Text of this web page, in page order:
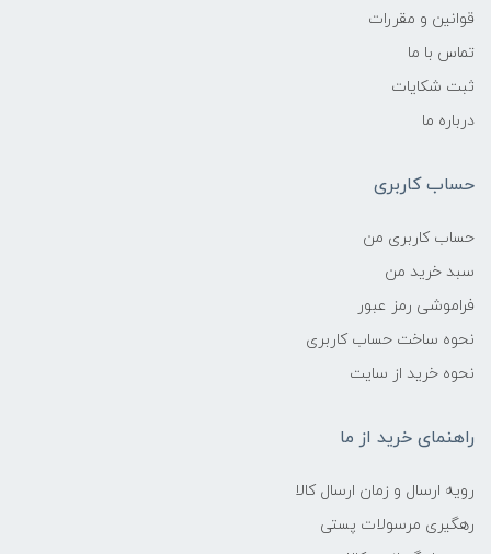
قوانین و مقررات
تماس با ما
ثبت شکایات
درباره ما
حساب کاربری
حساب کاربری من
سبد خرید من
فراموشی رمز عبور
نحوه ساخت حساب کاربری
نحوه خرید از سایت
راهنمای خرید از ما
رویه ارسال و زمان ارسال کالا
رهگیری مرسولات پستی